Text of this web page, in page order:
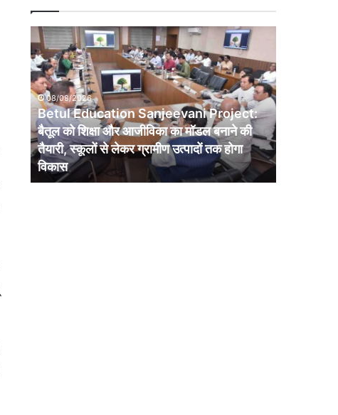
Betul
Education
Sanjeevani
Project:
बैतूल
को
शिक्षा
और
आजीविका
का
मॉडल
08/08/2026
Betul Education Sanjeevani Project:
बैतूल को शिक्षा और आजीविका का मॉडल बनाने की
तैयारी, स्कूलों से लेकर ग्रामीण उत्पादों तक होगा
विकास